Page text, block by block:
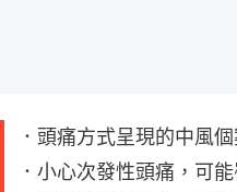
．頭痛方式呈現的中風
．小心次發性頭痛，可